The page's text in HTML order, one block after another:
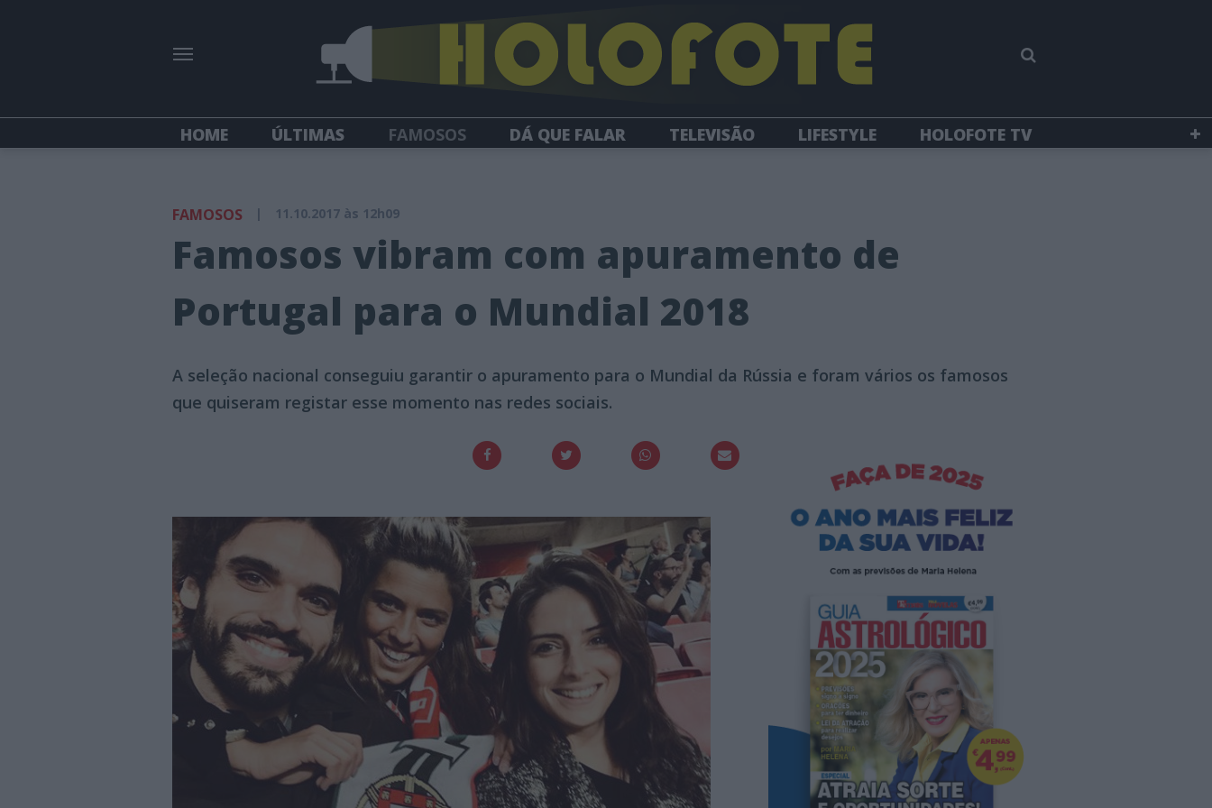
HOME ÚLTIMAS FAMOSOS DÁ QUE FALAR TELEVISÃO LIFESTYLE
HOLOFOTE TV
FAMOSOS | 11.10.2017 às 12h09
Famosos vibram com apuramento de
Portugal para o Mundial 2018
A seleção nacional conseguiu garantir o apuramento para o Mundial da Rússia e foram vários os famosos
que quiseram registar esse momento nas redes sociais.